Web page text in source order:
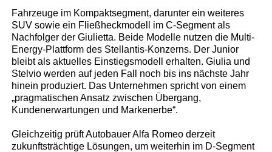
Fahrzeuge im Kompaktsegment, darunter ein weiteres
SUV sowie ein Fließheckmodell im C-Segment als
Nachfolger der Giulietta. Beide Modelle nutzen die Multi-
Energy-Plattform des Stellantis-Konzerns. Der Junior
bleibt als aktuelles Einstiegsmodell erhalten. Giulia und
Stelvio werden auf jeden Fall noch bis ins nächste Jahr
hinein produziert. Das Unternehmen spricht von einem
„pragmatischen Ansatz zwischen Übergang,
Kundenerwartungen und Markenerbe“.
Gleichzeitig prüft Autobauer Alfa Romeo derzeit
zukunftsträchtige Lösungen, um weiterhin im D-Segment